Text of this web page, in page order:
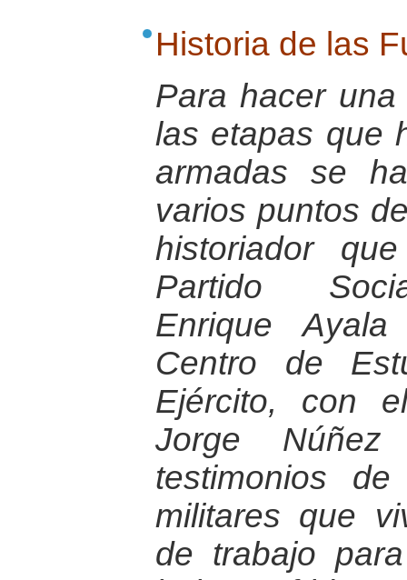
Historia de las
Para hacer
las etapas que
armadas se
varios puntos
historiador
Partido
Enrique
Centro de
Ejército, con
Jorge
testimonios
militares que
de trabajo